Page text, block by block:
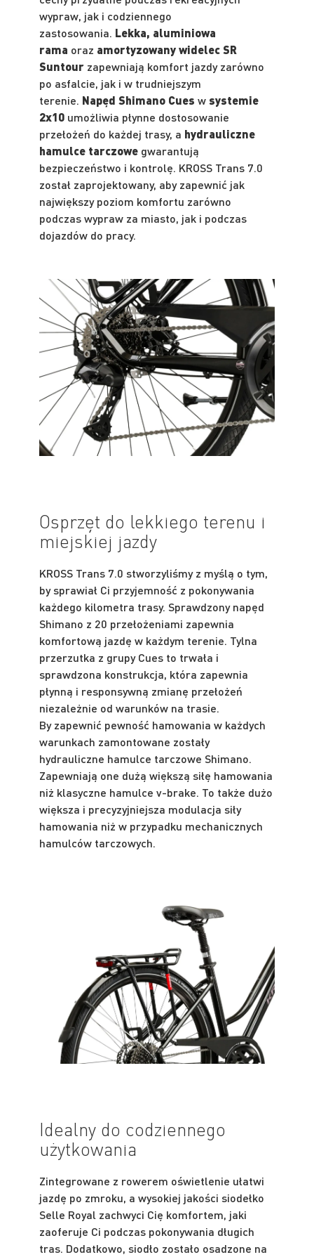
wypraw, jak i codziennego
zastosowania. Lekka, aluminiowa
rama oraz amortyzowany widelec SR
Suntour zapewniają komfort jazdy zarówno
po asfalcie, jak i w trudniejszym
terenie. Napęd Shimano Cues wsystemie
2x10 umożliwia płynne dostosowanie
przełożeń do każdej trasy, a hydrauliczne
hamulce tarczowe gwarantują
bezpieczeństwo i kontrolę. KROSS Trans 7.0
został zaprojektowany, aby zapewnić jak
największy poziom komfortu zarówno
podczas wypraw za miasto, jak i podczas
dojazdów do pracy.
Osprzęt do lekkiego terenu i
miejskiej jazdy
KROSS Trans 7.0 stworzyliśmy z myślą o tym,
by sprawiał Ci przyjemność z pokonywania
każdego kilometra trasy. Sprawdzony napęd
Shimano z 20 przełożeniami zapewnia
komfortową jazdę w każdym terenie. Tylna
przerzutka z grupy Cues to trwała i
sprawdzona konstrukcja, która zapewnia
płynną i responsywną zmianę przełożeń
niezależnie od warunków na trasie.
By zapewnić pewność hamowania w każdych
warunkach zamontowane zostały
hydrauliczne hamulce tarczowe Shimano.
Zapewniają one dużą większą siłę hamowania
niż klasyczne hamulce v-brake. To także dużo
większa i precyzyjniejsza modulacja siły
hamowania niż w przypadku mechanicznych
hamulców tarczowych.
Idealny do codziennego
użytkowania
Zintegrowane z rowerem oświetlenie ułatwi
jazdę po zmroku, a wysokiej jakości siodełko
Selle Royal zachwyci Cię komfortem, jaki
zaoferuje Ci podczas pokonywania długich
tras. Dodatkowo, siodło zostało osadzone na